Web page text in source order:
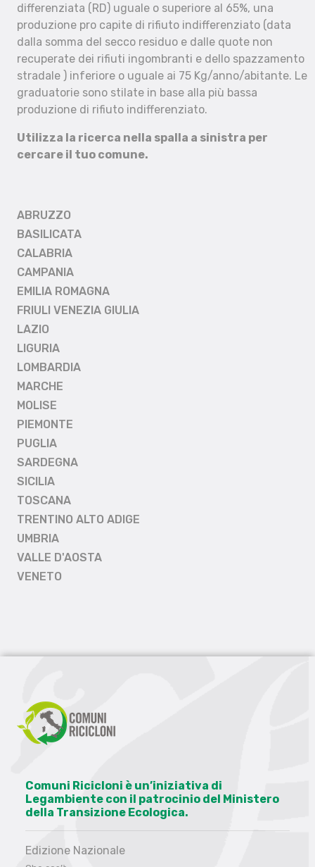
differenziata (RD) uguale o superiore al 65%, una
produzione pro capite di rifiuto indifferenziato (data
dalla somma del secco residuo e dalle quote non
recuperate dei rifiuti ingombranti e dello spazzamento
stradale ) inferiore o uguale ai 75 Kg/anno/abitante. Le
graduatorie sono stilate in base alla più bassa
produzione di rifiuto indifferenziato.
Utilizza la ricerca nella spalla a sinistra per
cercare il tuo comune.
ABRUZZO
BASILICATA
CALABRIA
CAMPANIA
EMILIA ROMAGNA
FRIULI VENEZIA GIULIA
LAZIO
LIGURIA
LOMBARDIA
MARCHE
MOLISE
PIEMONTE
PUGLIA
SARDEGNA
SICILIA
TOSCANA
TRENTINO ALTO ADIGE
UMBRIA
VALLE D'AOSTA
VENETO
Comuni Ricicloni è un’iniziativa di
Legambiente con il patrocinio del Ministero
della Transizione Ecologica.
Edizione Nazionale